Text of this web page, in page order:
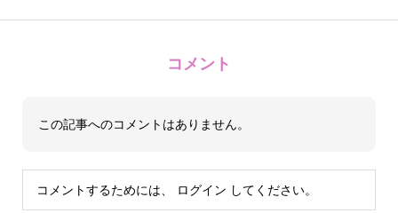
コメント
この記事へのコメントはありません。
コメントするためには、 ログイン してください。